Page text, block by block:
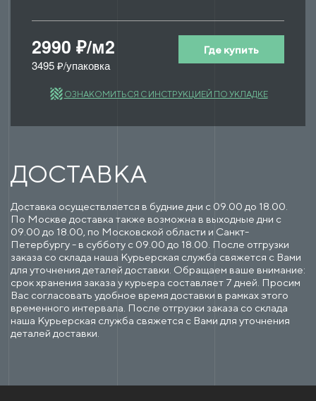
2990 ₽/м2
3495 ₽/упаковка
Где купить
ОЗНАКОМИТЬСЯ С ИНСТРУКЦИЕЙ ПО УКЛАДКЕ
ДОСТАВКА
Доставка осуществляется в будние дни с 09.00 до 18.00.
По Москве доставка также возможна в выходные дни с
09.00 до 18.00, по Московской области и Санкт-
Петербургу - в субботу с 09.00 до 18.00. После отгрузки
заказа со склада наша Курьерская служба свяжется с Вами
для уточнения деталей доставки. Обращаем ваше внимание:
срок хранения заказа у курьера составляет 7 дней. Просим
Вас согласовать удобное время доставки в рамках этого
временного интервала. После отгрузки заказа со склада
наша Курьерская служба свяжется с Вами для уточнения
деталей доставки.